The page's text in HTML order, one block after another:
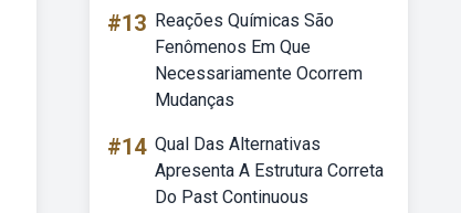
#13 Reações Químicas São
Fenômenos Em Que
Necessariamente Ocorrem
Mudanças
#14 Qual Das Alternativas
Apresenta A Estrutura Correta
Do Past Continuous